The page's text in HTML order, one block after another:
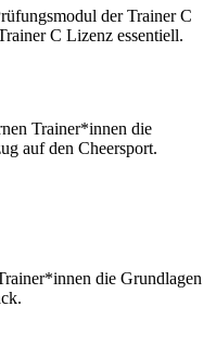
der Trainer C
C Lizenz essentiell.
Trainer*innen die
auf den Cheersport.
die Grundlagen